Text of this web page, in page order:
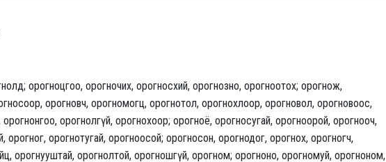
орогноцгоо, орогночих, орогносхий, орогнозно, орогноотох; орогнож,
орогновч, орогномогц, орогнотол, орогнохлоор, орогновол, орогновоос,
орогнонгоо, орогнолгүй, орогнохоор; орогноё, орогносугай, орогноорой, орогнооч,
орогног, орогнотугай, орогноосой; орогносон, орогнодог, орогнох, орогногч,
орогнууштай, орогнолтой, орогношгүй, орогном; орогноно, орогномуй, орогноном,